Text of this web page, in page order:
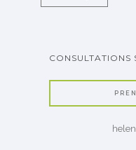
CONSULTATIONS